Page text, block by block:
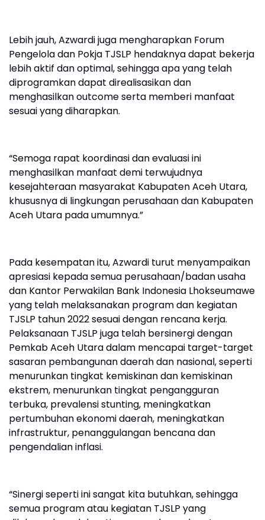
Lebih jauh, Azwardi juga mengharapkan Forum
Pengelola dan Pokja TJSLP hendaknya dapat bekerja
lebih aktif dan optimal, sehingga apa yang telah
diprogramkan dapat direalisasikan dan
menghasilkan outcome serta memberi manfaat
sesuai yang diharapkan.
“Semoga rapat koordinasi dan evaluasi ini
menghasilkan manfaat demi terwujudnya
kesejahteraan masyarakat Kabupaten Aceh Utara,
khususnya di lingkungan perusahaan dan Kabupaten
Aceh Utara pada umumnya.”
Pada kesempatan itu, Azwardi turut menyampaikan
apresiasi kepada semua perusahaan/badan usaha
dan Kantor Perwakilan Bank Indonesia Lhokseumawe
yang telah melaksanakan program dan kegiatan
TJSLP tahun 2022 sesuai dengan rencana kerja.
Pelaksanaan TJSLP juga telah bersinergi dengan
Pemkab Aceh Utara dalam mencapai target-target
sasaran pembangunan daerah dan nasional, seperti
menurunkan tingkat kemiskinan dan kemiskinan
ekstrem, menurunkan tingkat pengangguran
terbuka, prevalensi stunting, meningkatkan
pertumbuhan ekonomi daerah, meningkatkan
infrastruktur, penanggulangan bencana dan
pengendalian inflasi.
“Sinergi seperti ini sangat kita butuhkan, sehingga
semua program atau kegiatan TJSLP yang